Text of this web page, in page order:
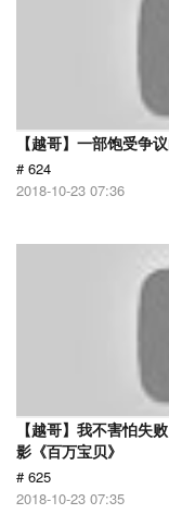
【越哥】一部饱受争
# 624
2018-10-23 07:36
【越哥】我不害怕失
影《百万宝贝》
# 625
2018-10-23 07:35